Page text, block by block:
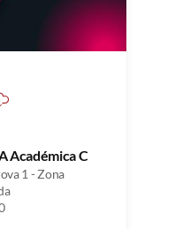
A Académica C
1 - Zona